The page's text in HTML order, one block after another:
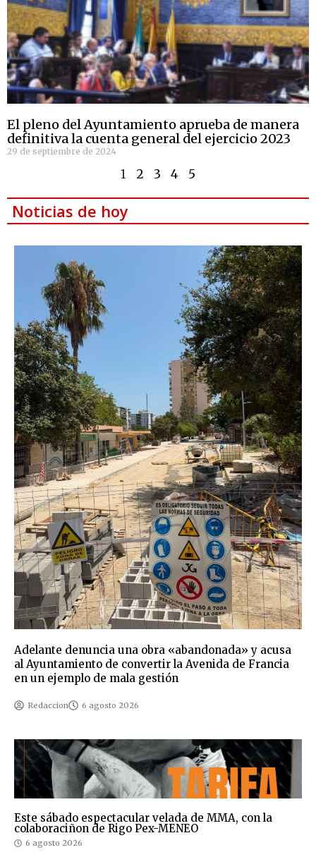
El pleno del Ayuntamiento aprueba de manera
definitiva la cuenta general del ejercicio 2023
29 de septiembre de 2024
1 2 3 4 5
Noticias de hoy
Adelante denuncia una obra «abandonada» y acusa
al Ayuntamiento de convertir la Avenida de Francia
en un ejemplo de mala gestión
Redaccion 6 agosto 2026
Este sábado espectacular velada de MMA, con la
colaboraciñon de Rigo Pex-MENEO
6 agosto 2026